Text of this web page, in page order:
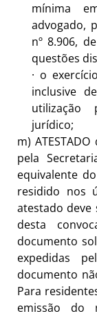
mínima
advogado,
nº 8.906,
questões
· o
inclusive
utilização
jurídico;
m)
pela
equivalente
residido nos
atestado deve
desta
documento
expedidas
documento
Para
emissão do